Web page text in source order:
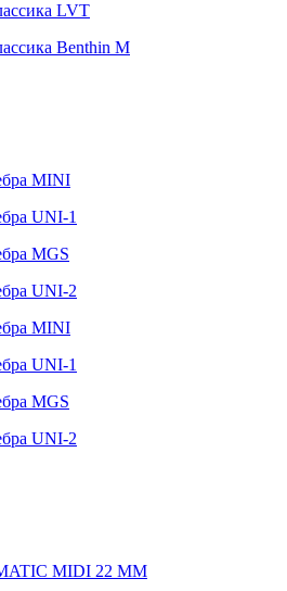
LVT
Benthin M
MINI
UNI-1
MGS
UNI-2
MINI
UNI-1
MGS
UNI-2
MIDI 22 ММ